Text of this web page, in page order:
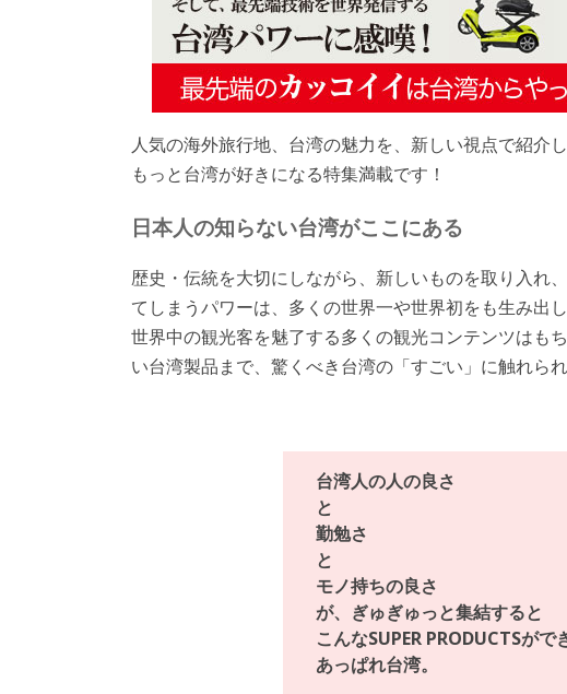
人気の海外旅行地、台湾の魅力を、新しい視点で紹介
もっと台湾が好きになる特集満載です！
日本人の知らない台湾がここにある
歴史・伝統を大切にしながら、新しいものを取り入れ
てしまうパワーは、多くの世界一や世界初をも生み出し
世界中の観光客を魅了する多くの観光コンテンツはも
い台湾製品まで、驚くべき台湾の「すごい」に触れられ
台湾人の人の良さ
と
勤勉さ
と
モノ持ちの良さ
が、ぎゅぎゅっと集結すると
こんなSUPER PRODUCTSがで
あっぱれ台湾。